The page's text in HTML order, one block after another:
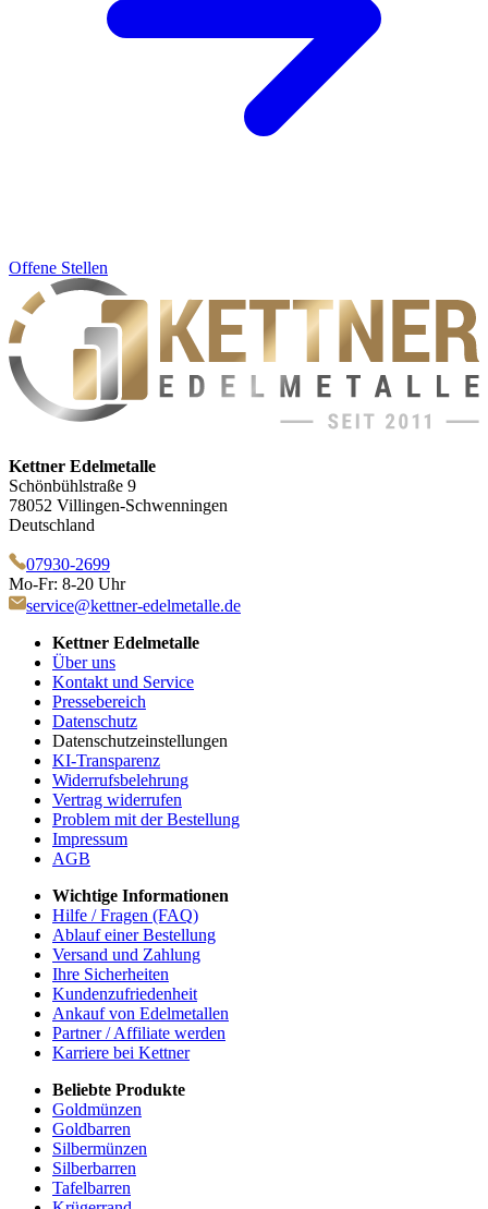
Offene Stellen
Kettner Edelmetalle
Schönbühlstraße 9
78052 Villingen-Schwenningen
Deutschland
07930-2699
Mo-Fr: 8-20 Uhr
service@kettner-edelmetalle.de
Kettner Edelmetalle
Über uns
Kontakt und Service
Pressebereich
Datenschutz
Datenschutzeinstellungen
KI-Transparenz
Widerrufsbelehrung
Vertrag widerrufen
Problem mit der Bestellung
Impressum
AGB
Wichtige Informationen
Hilfe / Fragen (FAQ)
Ablauf einer Bestellung
Versand und Zahlung
Ihre Sicherheiten
Kundenzufriedenheit
Ankauf von Edelmetallen
Partner / Affiliate werden
Karriere bei Kettner
Beliebte Produkte
Goldmünzen
Goldbarren
Silbermünzen
Silberbarren
Tafelbarren